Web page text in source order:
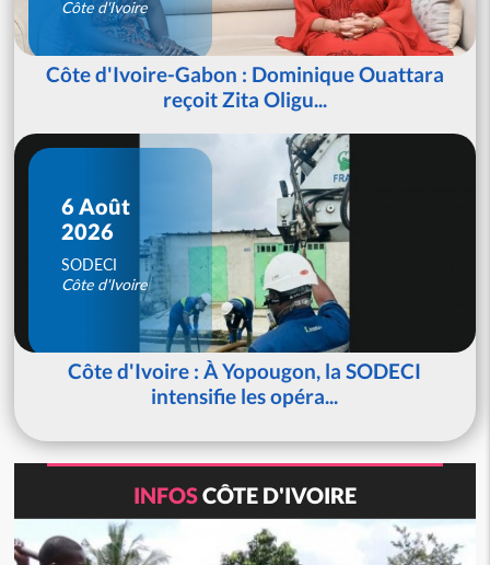
Côte d'Ivoire
Côte d'Ivoire-Gabon : Dominique Ouattara
reçoit Zita Oligu...
6 Août
2026
SODECI
Côte d'Ivoire
Côte d'Ivoire : À Yopougon, la SODECI
intensifie les opéra...
INFOSCÔTE D'IVOIRE